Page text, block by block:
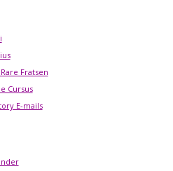
Fratsen
Cursus
E-mails